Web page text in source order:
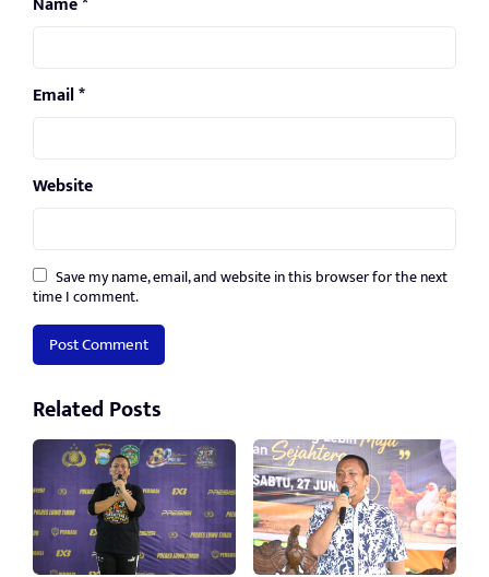
Email*
Website
Save my name, email, and website in this browser for the next
time I comment.
Related Posts